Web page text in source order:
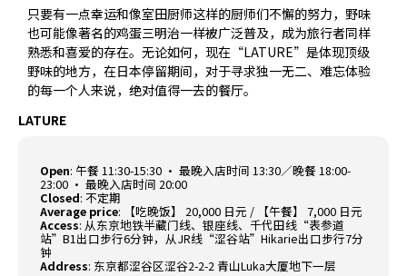
只要有一点幸运和像室田厨师这样的厨师们不懈的努力，野味
也可能像著名的鸡蛋三明治一样被广泛普及，成为旅行者同样
熟悉和喜爱的存在。无论如何，现在“LATURE”是体现顶级
野味的地方，在日本停留期间，对于寻求独一无二、难忘体验
的每一个人来说，绝对值得一去的餐厅。
LATURE
Open:午餐 11:30-15:30 · 最晚入店时间 13:30／晚餐 18:00-
23:00 · 最晚入店时间 20:00
Closed:不定期
Average price: 【吃晚饭】 20,000 日元 / 【午餐】 7,000 日元
Access: 从东京地铁半藏门线、银座线、千代田线“表参道
站”B1出口步行6分钟，从JR线“涩谷站”Hikarie出口步行7分
钟
Address: 东京都涩谷区涩谷2-2-2 青山Luka大厦地下一层